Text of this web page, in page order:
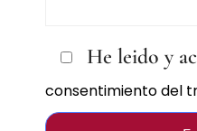
He leido y
consentimiento del